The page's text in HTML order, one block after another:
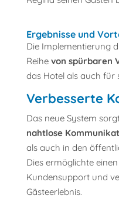
Ergebnisse und
Die Implementierung
Reihe von spürbaren
das Hotel als auch für
Verbesserte
Das neue System
nahtlose
als auch in den
Dies ermöglichte
Kundensupport und
Gästeerlebnis.